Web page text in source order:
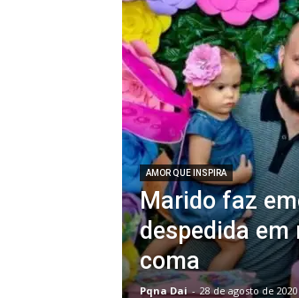
AMOR QUE INSPIRA
Marido faz
despedida em
coma
Pqna Dai - 28 de agosto de 2020